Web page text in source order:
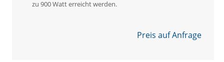
zu 900 Watt erreicht werden.
Preis auf Anfrage